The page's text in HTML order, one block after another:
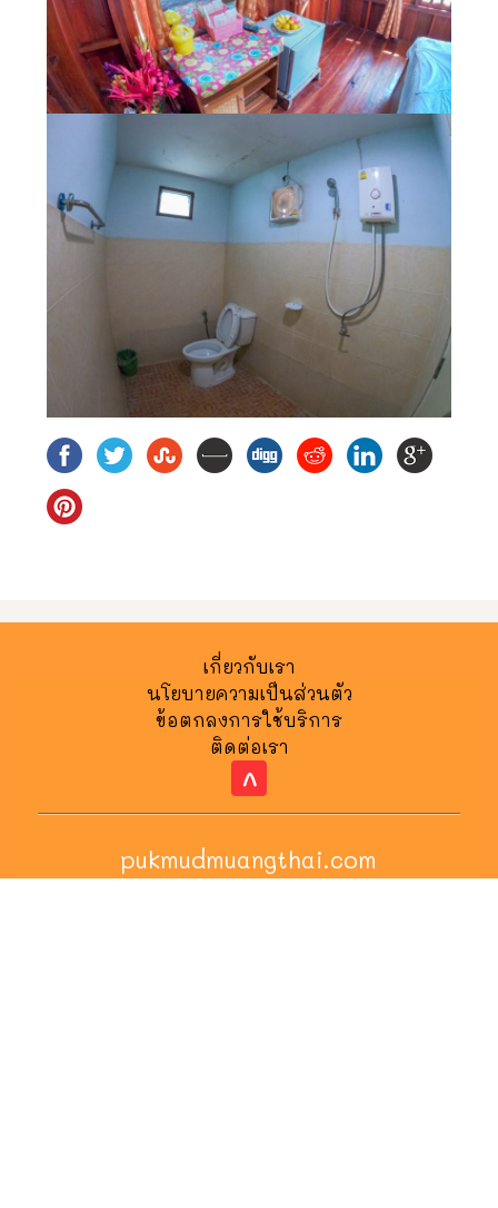
เกี่ยวกับเรา
นโยบายความเป็นส่วนตัว
ข้อตกลงการใช้บริการ
ติดต่อเรา
^
pukmudmuangthai.com